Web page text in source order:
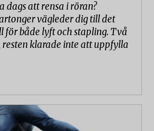
dags att rensa i röran?
vägleder dig till det
för både lyft och stapling. Två
klarade inte att uppfylla